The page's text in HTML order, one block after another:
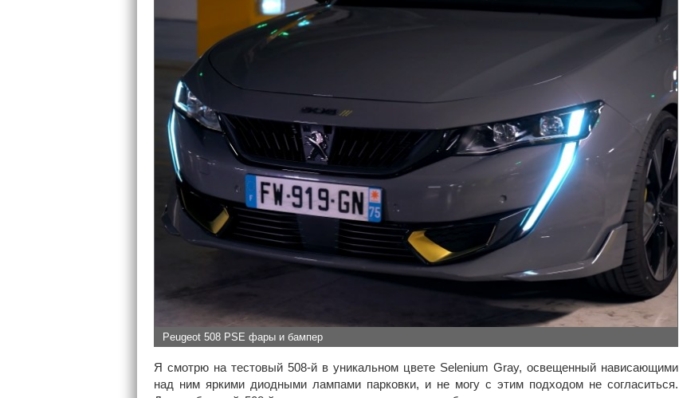
Peugeot 508 PSE фары и бампер
Я смотрю на тестовый 508-й в уникальном цвете Selenium Gray, освещенный нависающими
над ним яркими диодными лампами парковки, и не могу с этим подходом не согласиться.